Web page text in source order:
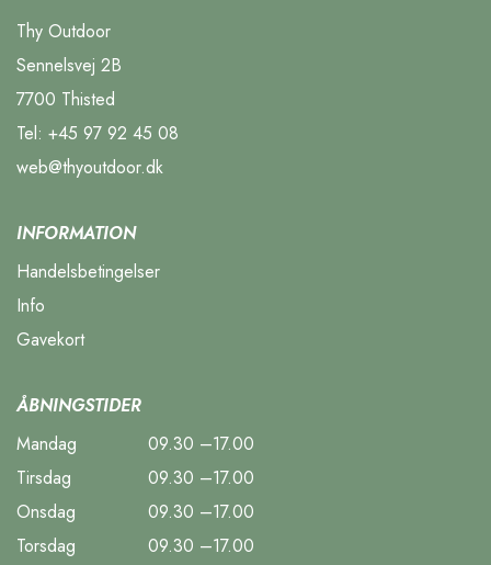
Thy Outdoor
Sennelsvej 2B
7700 Thisted
Tel: +45 97 92 45 08
web@thyoutdoor.dk
INFORMATION
Handelsbetingelser
Info
Gavekort
ÅBNINGSTIDER
Mandag
09.30 –17.00
Tirsdag
09.30 –17.00
Onsdag
09.30 –17.00
Torsdag
09.30 –17.00